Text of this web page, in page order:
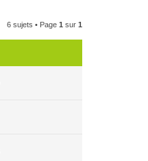
6 sujets • Page 1 sur 1